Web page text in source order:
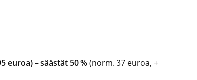
euroa) – säästät 50 %(norm. 37 euroa, +